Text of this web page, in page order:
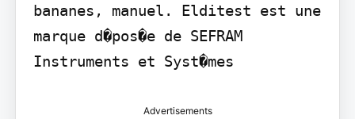
bananes, manuel. Elditest est une
marque d�pos�e de SEFRAM
Advertisements